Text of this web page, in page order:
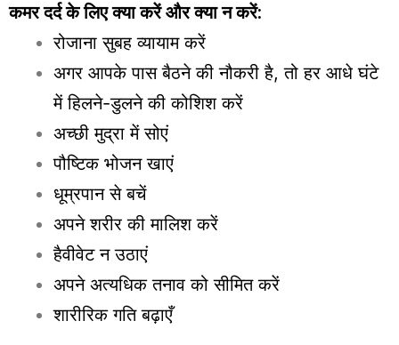
कमर दर्द के लिए क्या करें और क्या न करें:
रोजाना सुबह व्यायाम करें
अगर आपके पास बैठने की नौकरी है, तो हर आधे घंटे
में हिलने-डुलने की कोशिश करें
अच्छी मुद्रा में सोएं
पौष्टिक भोजन खाएं
धूम्रपान से बचें
अपने शरीर की मालिश करें
हैवीवेट न उठाएं
अपने अत्यधिक तनाव को सीमित करें
शारीरिक गति बढ़ाएँ